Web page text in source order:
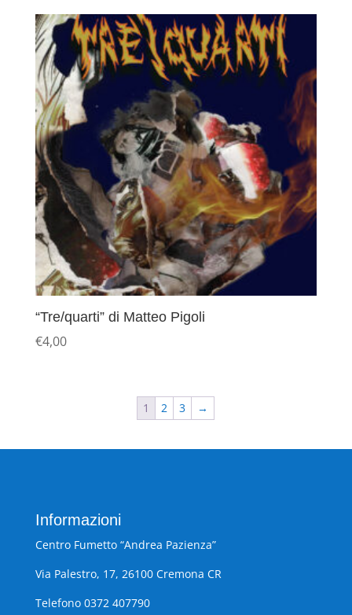
“Tre/quarti” di Matteo Pigoli
€4,00
1 2 3 →
Informazioni
Centro Fumetto “Andrea Pazienza”
Via Palestro, 17, 26100 Cremona CR
Telefono 0372 407790